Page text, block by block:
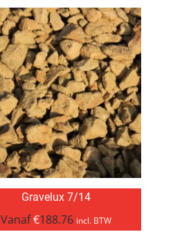
Gravelux 7/14
Vanaf€188.76 incl. BTW